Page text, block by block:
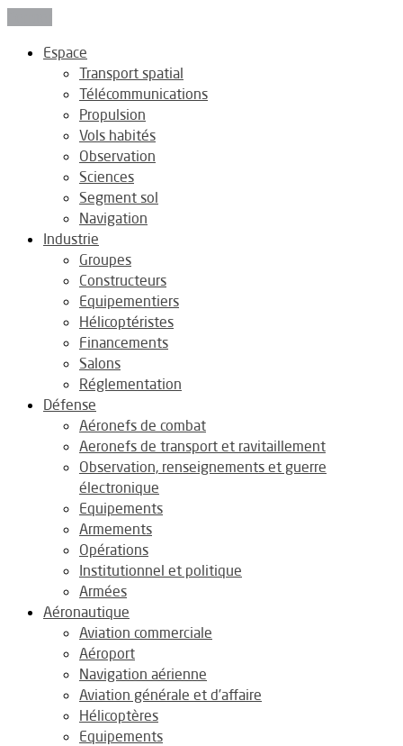
Espace
Transport spatial
Télécommunications
Propulsion
Vols habités
Observation
Sciences
Segment sol
Navigation
Industrie
Groupes
Constructeurs
Equipementiers
Hélicoptéristes
Financements
Salons
Réglementation
Défense
Aéronefs de combat
Aeronefs de transport et ravitaillement
Observation, renseignements et guerre
électronique
Equipements
Armements
Opérations
Institutionnel et politique
Armées
Aéronautique
Aviation commerciale
Aéroport
Navigation aérienne
Aviation générale et d’affaire
Hélicoptères
Equipements